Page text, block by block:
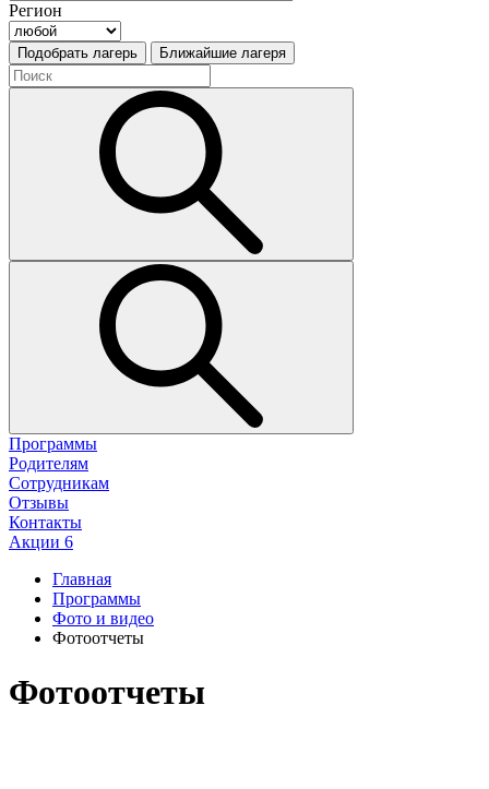
Регион
Подобрать лагерь Ближайшие лагеря
Программы
Родителям
Сотрудникам
Отзывы
Контакты
Акции 6
Главная
Программы
Фото и видео
Фотоотчеты
Фотоотчеты